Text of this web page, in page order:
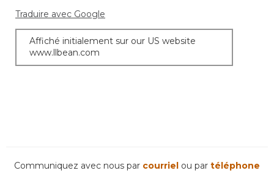
Traduire avec Google
Affiché initialement sur our US website
www.llbean.com
Communiquez avec nous par courriel ou par téléphone